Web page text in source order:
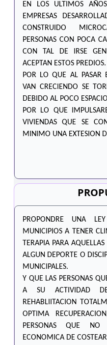
EN LOS ULTIMOS
EMPRESAS
CONSTRUIDO
PERSONAS CON POCA
CON TAL DE IRSE
ACEPTAN ESTOS PREDIOS.
POR LO QUE AL PASAR
VAN CRECIENDO SE
DEBIDO AL POCO
POR LO QUE
VIVIENDAS QUE SE
MINIMO UNA EXTESION
PROPONDRE UNA
MUNICIPIOS A TENER
TERAPIA PARA
ALGUN DEPORTE O
MUNICIPALES.
Y QUE LAS PERSONAS
A SU ACTIVIDAD
REHABLIITACION
OPTIMA
PERSONAS QUE NO
ECONOMICA DE